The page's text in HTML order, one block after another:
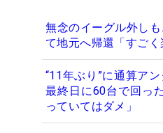
無念のイーグル外し
て地元へ帰還「すごく
“11年ぶり”に通算ア
最終日に60台で回っ
っていてはダメ」